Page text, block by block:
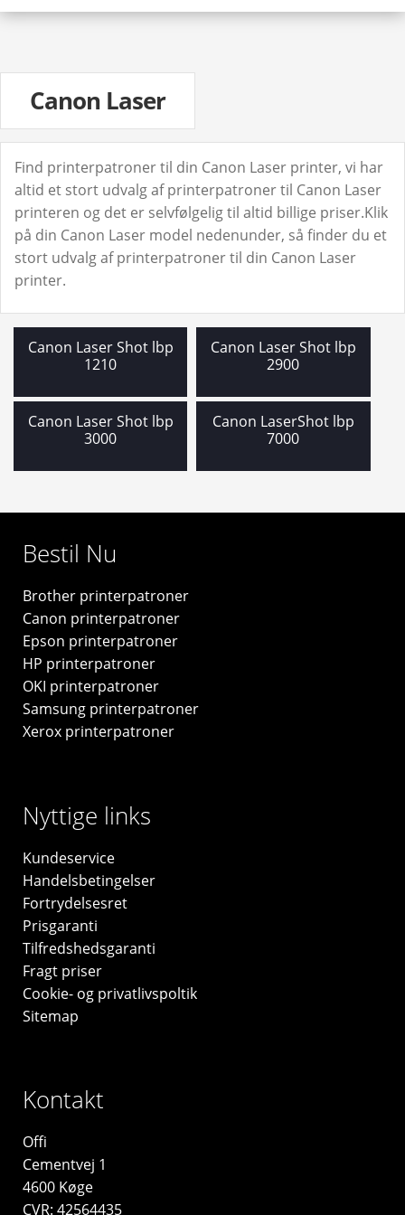
HP
TAPE & LABELS
PAPIR
INFORMATION
👤 Din Konto
Canon Laser
Find printerpatroner til din Canon Laser printer, vi har
altid et stort udvalg af printerpatroner til Canon Laser
printeren og det er selvfølgelig til altid billige priser.Klik
på din Canon Laser model nedenunder, så finder du et
stort udvalg af printerpatroner til din Canon Laser
printer.
Canon Laser Shot lbp
1210
Canon Laser Shot lbp
2900
Canon Laser Shot lbp
3000
Canon LaserShot lbp
7000
Bestil Nu
Brother printerpatroner
Canon printerpatroner
Epson printerpatroner
HP printerpatroner
OKI printerpatroner
Samsung printerpatroner
Xerox printerpatroner
Nyttige links
Kundeservice
Handelsbetingelser
Fortrydelsesret
Prisgaranti
Tilfredshedsgaranti
Fragt priser
Cookie- og privatlivspoltik
Sitemap
Kontakt
Offi
Cementvej 1
4600 Køge
CVR: 42564435